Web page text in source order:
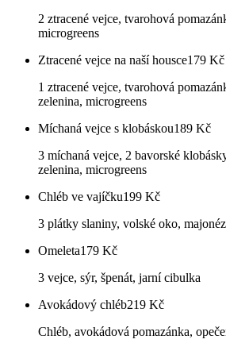
2 ztracené vejce, tvarohová
microgreens
Ztracené vejce na naší housce179 Kč
1 ztracené vejce, tvarohová
zelenina, microgreens
Míchaná vejce s klobáskou189 Kč
3 míchaná vejce, 2 bavorské
zelenina, microgreens
Chléb ve vajíčku199 Kč
3 plátky slaniny, volské oko,
Omeleta179 Kč
3 vejce, sýr, špenát, jarní cibulka
Avokádový chléb219 Kč
Chléb, avokádová pomazánka,